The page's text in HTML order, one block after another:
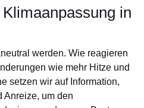
in
werden. Wie reagieren
wie mehr Hitze und
setzen wir auf Information,
Anreize, um den